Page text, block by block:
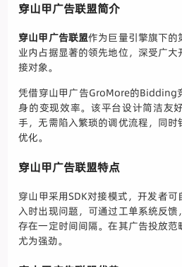
穿山甲广告联盟简介
穿山甲广告联盟作为巨量引擎旗下
业内占据显著的领先地位，深受广
接对象。
凭借穿山甲广告GroMore的Bidding
身的变现效率。该平台设计简洁友
手，无需陷入繁琐的调优流程，同
优化。
穿山甲广告联盟特点
穿山甲采用SDK对接模式，开发者
入时出现问题，可通过工单系统反
存在一定时间间隔。在其广告投放
尤为强劲。